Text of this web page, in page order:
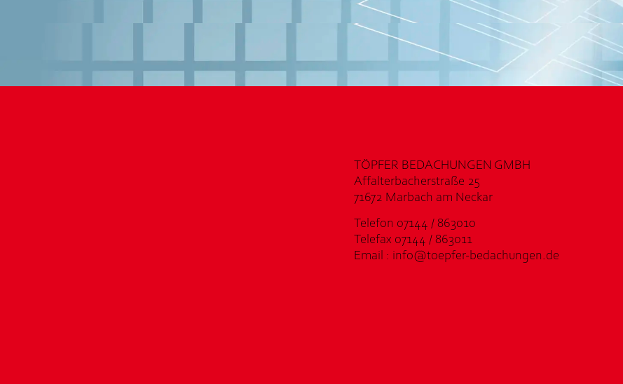
TÖPFER BEDACHUNGEN GMBH
Affalterbacherstraße 25
71672 Marbach am Neckar
Telefon 07144 / 863010
Telefax 07144 / 863011
Email : info@toepfer-bedachungen.de